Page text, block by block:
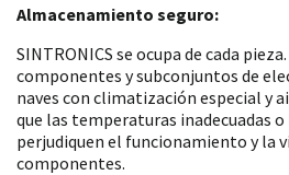
Almacenamiento seguro:
SINTRONICS se ocupa de cada
componentes y subconjuntos de
naves con climatización especial y
que las temperaturas inadecuadas o
perjudiquen el funcionamiento y la
componentes.